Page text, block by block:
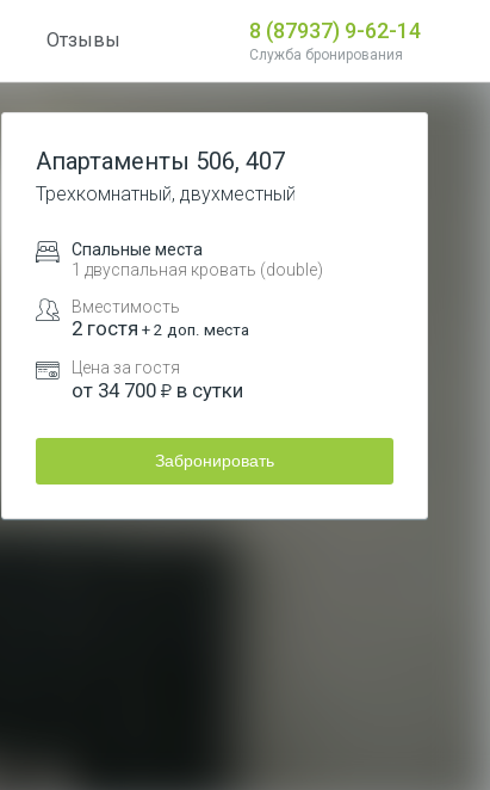
Отзывы 8 (87937) 9-62-14
Служба бронирования
Апартаменты 506, 407
Трехкомнатный, двухместный
Спальные места
1 двуспальная кровать (double)
Вместимость
2 гостя + 2 доп. места
Цена за гостя
от 34 700 в сутки
Забронировать